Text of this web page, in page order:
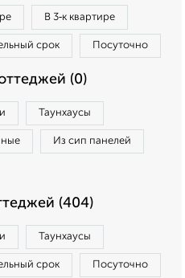
В 3‑к квартире
срок Посуточно
(0)
Таунхаусы
Из сип панелей
(404)
Таунхаусы
срок Посуточно